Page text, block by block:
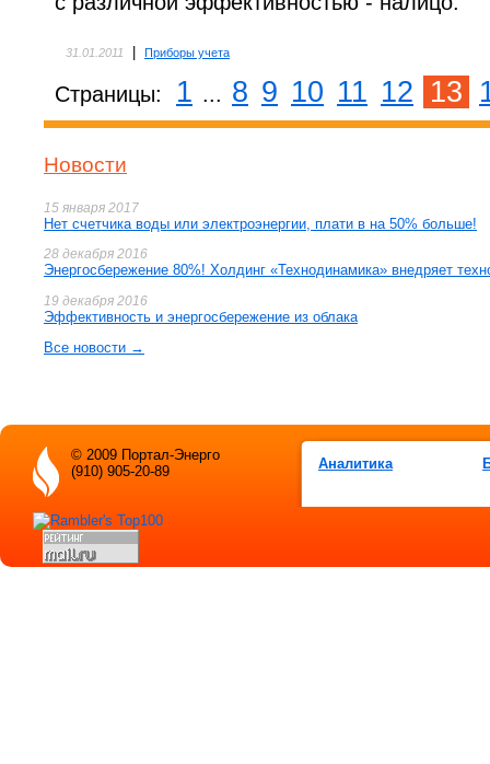
31.01.2011 | Приборы учета
Страницы: 1 ... 8 9 10 11 12 13
Новости
15 января 2017
Нет счетчика воды или электроэнергии, плати в на 50% больше!
28 декабря 2016
Энергосбережение 80%! Холдинг «Технодинамика» внедряет
19 декабря 2016
Эффективность и энергосбережение из облака
Все новости →
Аналитика
© 2009 Портал-Энерго
(910) 905-20-89